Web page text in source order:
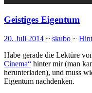
Geistiges Eigentum
20. Juli 2014 ~ skubo ~
Habe gerade die Lektüre
Cinema“ hinter mir (man
herunterladen), und muss
Eigentum nachdenken.